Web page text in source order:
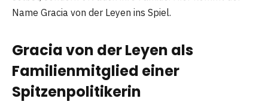
Name Gracia von der Leyen ins Spiel.
Gracia von der Leyen als
Familienmitglied einer
Spitzenpolitikerin